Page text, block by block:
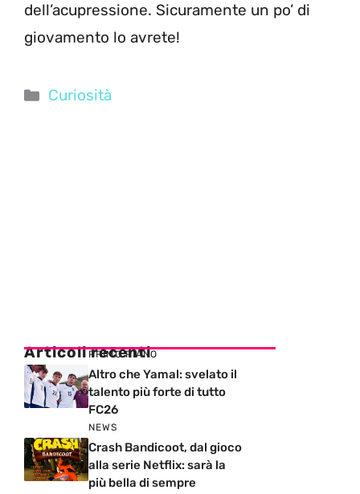
dell’acupressione. Sicuramente un po’ di
giovamento lo avrete!
Categorie
Curiosità
Articoli recenti
PRIMO PIANO
Altro che Yamal: svelato il
talento più forte di tutto
FC26
NEWS
Crash Bandicoot, dal gioco
alla serie Netflix: sarà la
più bella di sempre